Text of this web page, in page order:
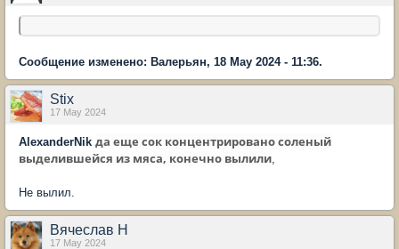
Сообщение изменено: Валерьян, 18 May 2024 - 11:36.
Stix
17 May 2024
AlexanderNik да еще сок концентрировано соленый
выделившейся из мяса, конечно вылили
Не вылил.
Вячеслав Н
17 May 2024